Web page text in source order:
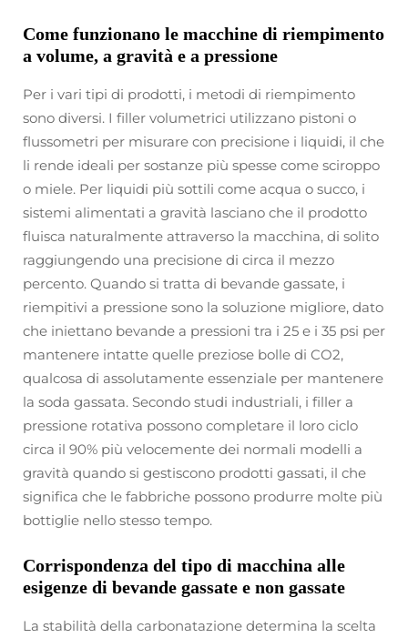
Come funzionano le macchine di riempimento
a volume, a gravità e a pressione
Per i vari tipi di prodotti, i metodi di riempimento
sono diversi. I filler volumetrici utilizzano pistoni o
flussometri per misurare con precisione i liquidi, il che
li rende ideali per sostanze più spesse come sciroppo
o miele. Per liquidi più sottili come acqua o succo, i
sistemi alimentati a gravità lasciano che il prodotto
fluisca naturalmente attraverso la macchina, di solito
raggiungendo una precisione di circa il mezzo
percento. Quando si tratta di bevande gassate, i
riempitivi a pressione sono la soluzione migliore, dato
che iniettano bevande a pressioni tra i 25 e i 35 psi per
mantenere intatte quelle preziose bolle di CO2,
qualcosa di assolutamente essenziale per mantenere
la soda gassata. Secondo studi industriali, i filler a
pressione rotativa possono completare il loro ciclo
circa il 90% più velocemente dei normali modelli a
gravità quando si gestiscono prodotti gassati, il che
significa che le fabbriche possono produrre molte più
bottiglie nello stesso tempo.
Corrispondenza del tipo di macchina alle
esigenze di bevande gassate e non gassate
La stabilità della carbonatazione determina la scelta